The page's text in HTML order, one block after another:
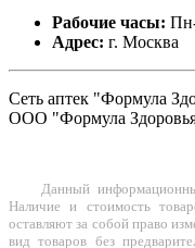
Рабочие часы:
Адрес: г. Москва
Сеть аптек "Формула
ООО "Формула
Данный
Наличие и стоимость
оставляют за собой право
вид товаров без